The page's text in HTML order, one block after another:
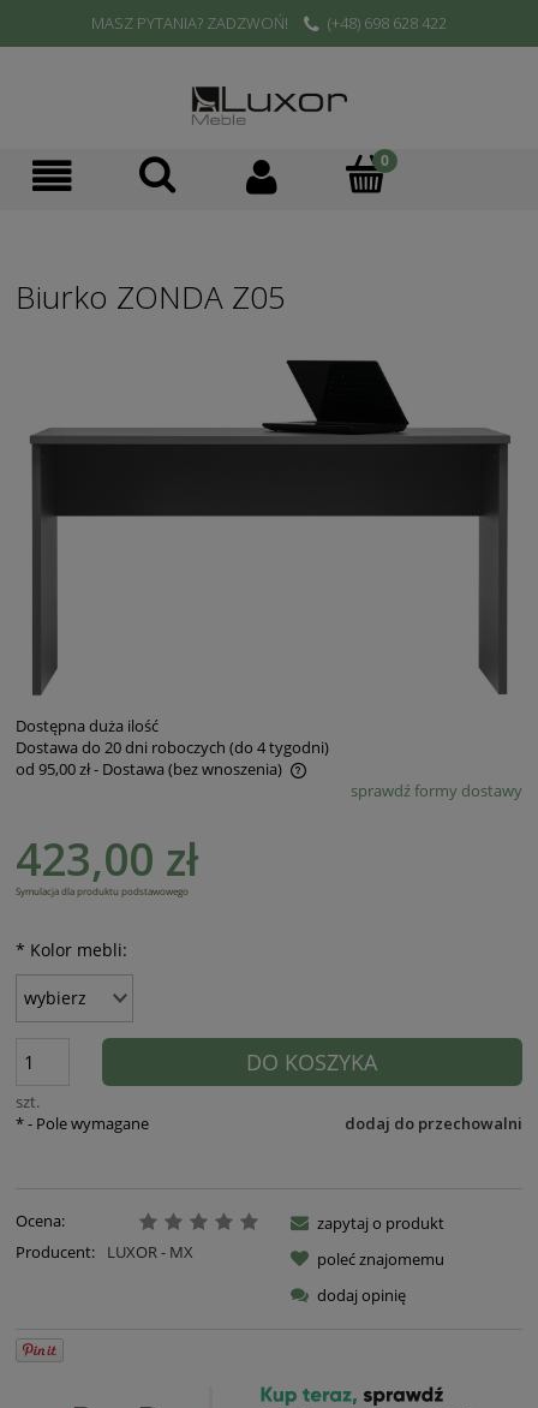
MASZ PYTANIA? ZADZWOŃ! (+48) 698 628 422
Biurko ZONDA Z05
Dostępna duża ilość
Dostawa do 20 dni roboczych (do 4 tygodni)
od 95,00 zł- Dostawa (bez wnoszenia)
Cena nie zawiera ewentualnych kosztów płatnościsprawdź formy dostawy
423,00 zł
Symulacja dla produktu podstawowego
* Kolor mebli:
szt.
DO KOSZYKA
dodaj do przechowalni
*- Pole wymagane
Ocena:
Producent:
LUXOR - MX
zapytaj o produkt
poleć znajomemu
dodaj opinię